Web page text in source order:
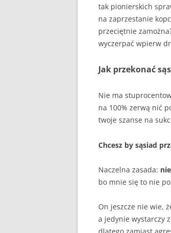
tak pionierskich
na zaprzestanie
przeciętnie
wyczerpać wpierw
Jak przekonać
Nie ma
na 100% zerwą nić
twoje szanse na
Chcesz by sąsiad
Naczelna zasada:
bo mnie się to nie
On jeszcze nie wie,
a jedynie wystarczy